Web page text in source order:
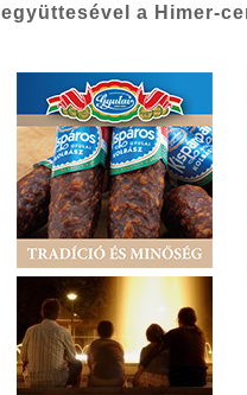
együttesével a Himer-